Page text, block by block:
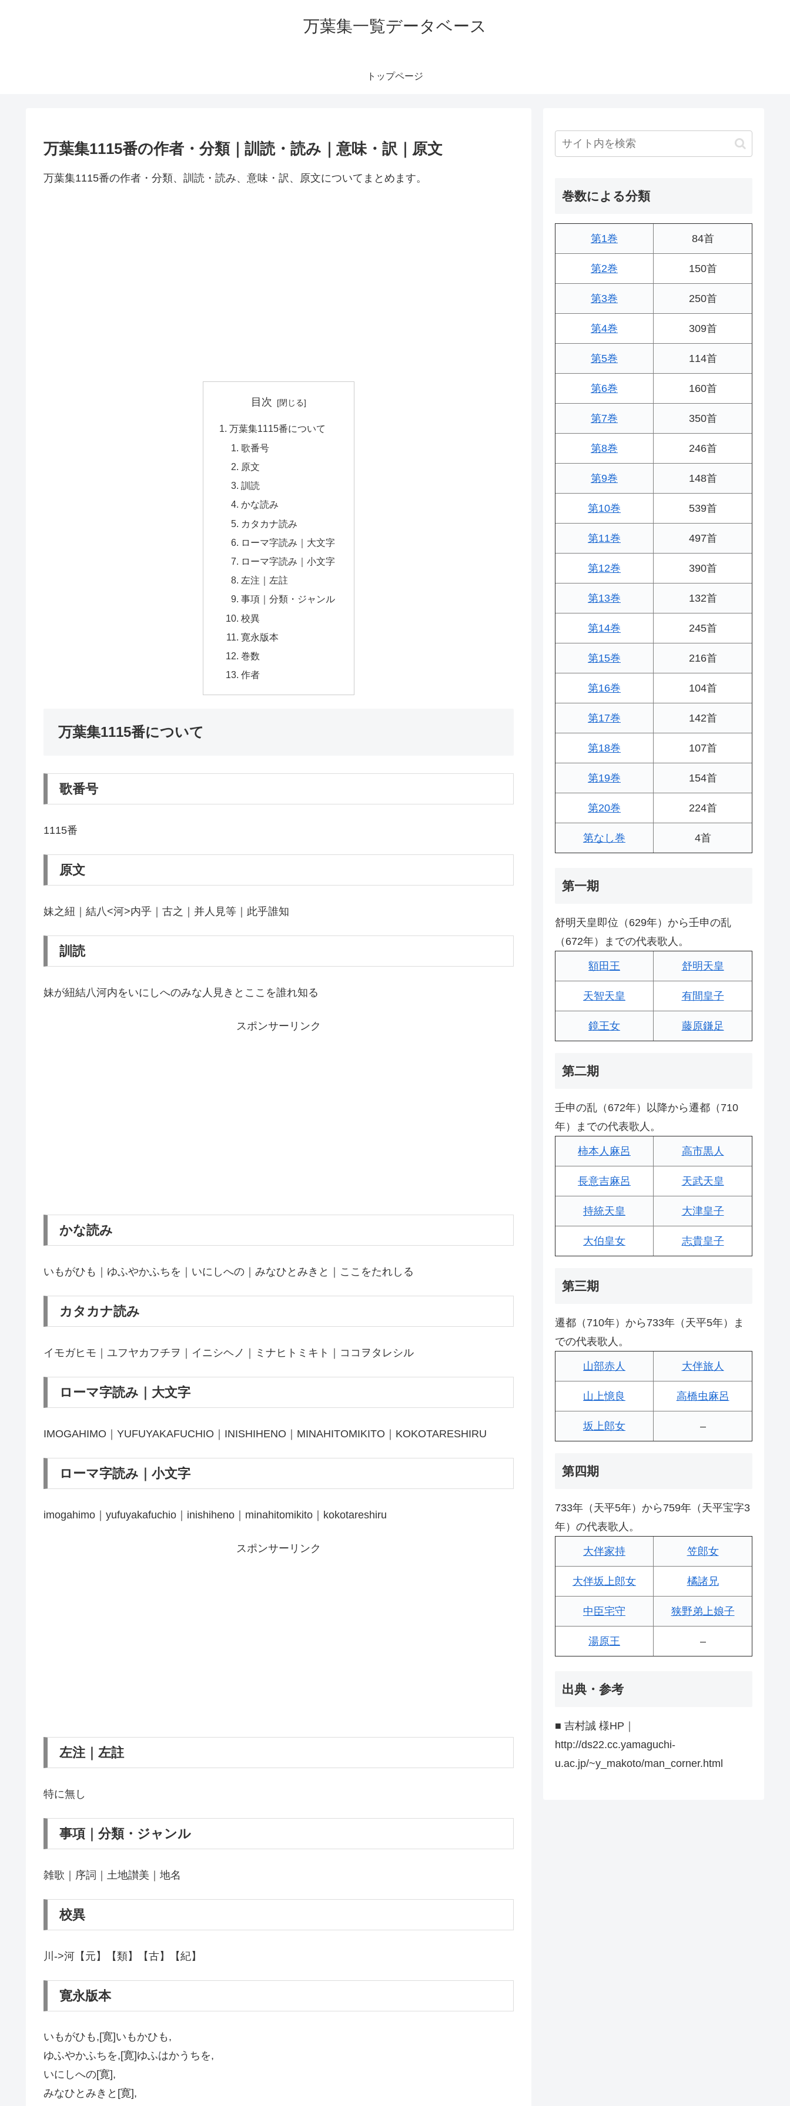
万葉集一覧データベース
トップページ
万葉集1115番の作者・分類｜訓読・読み｜意味・訳｜原文
万葉集1115番の作者・分類、訓読・読み、意味・訳、原文についてまとめます。
目次
万葉集1115番について
歌番号
原文
訓読
かな読み
カタカナ読み
ローマ字読み｜大文字
ローマ字読み｜小文字
左注｜左註
事項｜分類・ジャンル
校異
寛永版本
巻数
作者
万葉集1115番について
歌番号
1115番
原文
妹之紐｜結八<河>内乎｜古之｜并人見等｜此乎誰知
訓読
妹が紐結八河内をいにしへのみな人見きとここを誰れ知る
スポンサーリンク
かな読み
いもがひも｜ゆふやかふちを｜いにしへの｜みなひとみきと｜ここをたれしる
カタカナ読み
イモガヒモ｜ユフヤカフチヲ｜イニシヘノ｜ミナヒトミキト｜ココヲタレシル
ローマ字読み｜大文字
IMOGAHIMO｜YUFUYAKAFUCHIO｜INISHIHENO｜MINAHITOMIKITO｜KOKOTARESHIRU
ローマ字読み｜小文字
imogahimo｜yufuyakafuchio｜inishiheno｜minahitomikito｜kokotareshiru
スポンサーリンク
左注｜左註
特に無し
事項｜分類・ジャンル
雑歌｜序詞｜土地讃美｜地名
校異
川->河【元】【類】【古】【紀】
寛永版本
いもがひも,[寛]いもかひも,
ゆふやかふちを,[寛]ゆふはかうちを,
いにしへの[寛],
みなひとみきと[寛],
巻数による分類
第1巻 84首
第2巻 150首
第3巻 250首
第4巻 309首
第5巻 114首
第6巻 160首
第7巻 350首
第8巻 246首
第9巻 148首
第10巻 539首
第11巻 497首
第12巻 390首
第13巻 132首
第14巻 245首
第15巻 216首
第16巻 104首
第17巻 142首
第18巻 107首
第19巻 154首
第20巻 224首
第なし巻 4首
第一期
舒明天皇即位（629年）から壬申の乱
（672年）までの代表歌人。
額田王 舒明天皇
天智天皇 有間皇子
鏡王女 藤原鎌足
第二期
壬申の乱（672年）以降から遷都（710
年）までの代表歌人。
柿本人麻呂 高市黒人
長意吉麻呂 天武天皇
持統天皇 大津皇子
大伯皇女 志貴皇子
第三期
遷都（710年）から733年（天平5年）ま
での代表歌人。
山部赤人 大伴旅人
山上憶良 高橋虫麻呂
坂上郎女 –
第四期
733年（天平5年）から759年（天平宝字3
年）の代表歌人。
大伴家持 笠郎女
大伴坂上郎女 橘諸兄
中臣宅守 狭野弟上娘子
湯原王 –
出典・参考
■ 吉村誠 様HP｜
http://ds22.cc.yamaguchi-
u.ac.jp/~y_makoto/man_corner.html